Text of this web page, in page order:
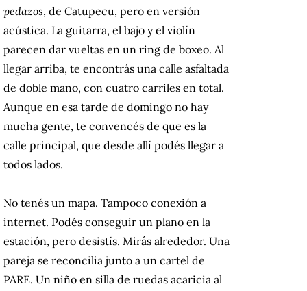
pedazos, de Catupecu, pero en versión
acústica. La guitarra, el bajo y el violín
parecen dar vueltas en un ring de boxeo. Al
llegar arriba, te encontrás una calle asfaltada
de doble mano, con cuatro carriles en total.
Aunque en esa tarde de domingo no hay
mucha gente, te convencés de que es la
calle principal, que desde allí podés llegar a
todos lados.
No tenés un mapa. Tampoco conexión a
internet. Podés conseguir un plano en la
estación, pero desistís. Mirás alrededor. Una
pareja se reconcilia junto a un cartel de
PARE. Un niño en silla de ruedas acaricia al